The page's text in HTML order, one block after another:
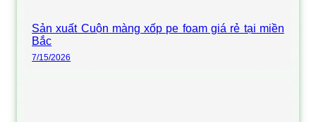
Sản xuất Cuộn màng xốp pe foam giá rẻ tại miền
Bắc
7/15/2026